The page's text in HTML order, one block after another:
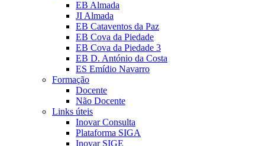
EB Almada
JI Almada
EB Cataventos da Paz
EB Cova da Piedade
EB Cova da Piedade 3
EB D. António da Costa
ES Emídio Navarro
Formação
Docente
Não Docente
Links úteis
Inovar Consulta
Plataforma SIGA
Inovar SIGE